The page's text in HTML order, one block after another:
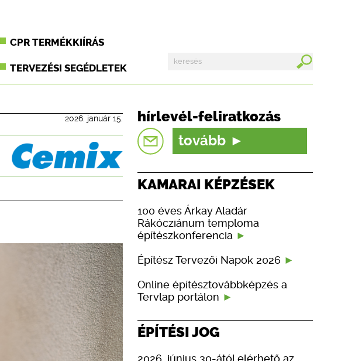
CPR TERMÉKKIÍRÁS
TERVEZÉSI SEGÉDLETEK
2026. január 15. hírlevél-feliratkozás
tovább
KAMARAI KÉPZÉSEK
100 éves Árkay Aladár
Rákócziánum temploma
építészkonferencia
Építész Tervezői Napok 2026
Online építésztovábbképzés a
Tervlap portálon
ÉPÍTÉSI JOG
2026. június 30-ától elérhető az